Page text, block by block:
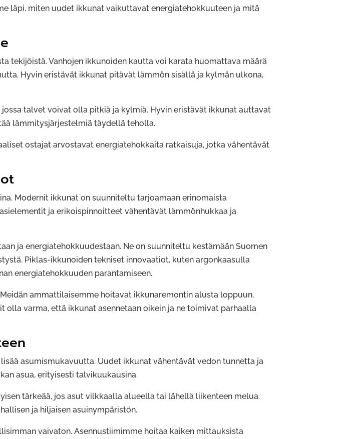
läpi, miten uudet ikkunat vaikuttavat energiatehokkuuteen ja mitä
tekijöistä. Vanhojen ikkunoiden kautta voi karata huomattava määrä
Hyvin eristävät ikkunat pitävät lämmön sisällä ja kylmän ulkona,
talvet voivat olla pitkiä ja kylmiä. Hyvin eristävät ikkunat auttavat
lämmitysjärjestelmiä täydellä teholla.
ostajat arvostavat energiatehokkaita ratkaisuja, jotka vähentävät
Modernit ikkunat on suunniteltu tarjoamaan erinomaista
ja erikoispinnoitteet vähentävät lämmönhukkaa ja
ja energiatehokkuudestaan. Ne on suunniteltu kestämään Suomen
Piklas-ikkunoiden tekniset innovaatiot, kuten argonkaasulla
energiatehokkuuden parantamiseen.
ammattilaisemme hoitavat ikkunaremontin alusta loppuun,
varma, että ikkunat asennetaan oikein ja ne toimivat parhaalla
asumismukavuutta. Uudet ikkunat vähentävät vedon tunnetta ja
asua, erityisesti talvikuukausina.
tärkeää, jos asut vilkkaalla alueella tai lähellä liikenteen melua.
ja hiljaisen asuinympäristön.
vaivaton. Asennustiimimme hoitaa kaiken mittauksista